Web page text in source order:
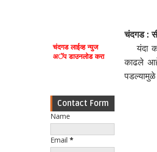
चंदगड लाईव्ह न्युज
अॅप डाउनलोड करा
Contact Form
Name
Email *
चंदगड :
यंदा
काढले
पडल्यामुळे